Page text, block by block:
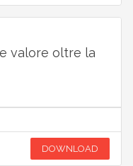
valore oltre la
DOWNLOAD